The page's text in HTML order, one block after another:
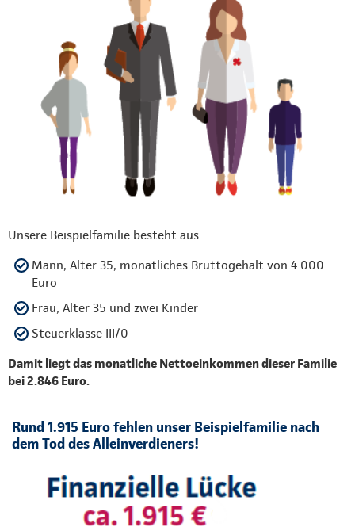
Unsere Beispielfamilie besteht aus
Mann, Alter 35, monatliches Bruttogehalt von 4.000
Euro
Frau, Alter 35 und zwei Kinder
Steuerklasse III/0
Damit liegt das monatliche Nettoeinkommen dieser Familie
bei 2.846 Euro.
Rund 1.915 Euro fehlen unser Beispielfamilie nach
dem Tod des Alleinverdieners!